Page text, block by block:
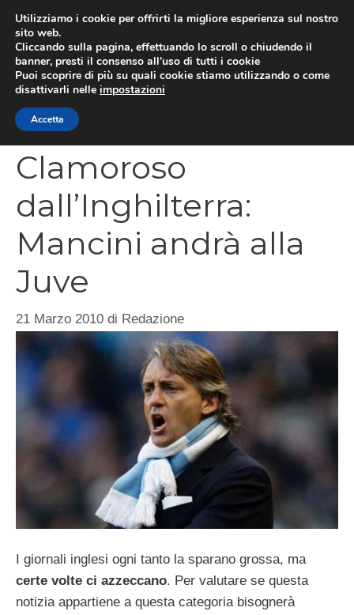
contenuto
Clamoroso
dall’Inghilterra:
Mancini andrà alla
Juve
21 Marzo 2010 di Redazione
I giornali inglesi ogni tanto la sparano grossa, ma
certe volte ci azzeccano. Per valutare se questa
notizia appartiene a questa categoria bisognerà
Utilizziamo i cookie per offrirti la migliore esperienza sul nostro
sito web.
Cliccando sulla pagina, effettuando lo scroll o chiudendo il
banner, presti il consenso all’uso di tutti i cookie
Puoi scoprire di più su quali cookie stiamo utilizzando o come
disattivarli nelle impostazioni
Accetta